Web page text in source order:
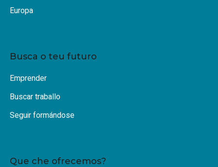
Europa
Busca o teu futuro
Emprender
Buscar traballo
Seguir formándose
Que che ofrecemos?